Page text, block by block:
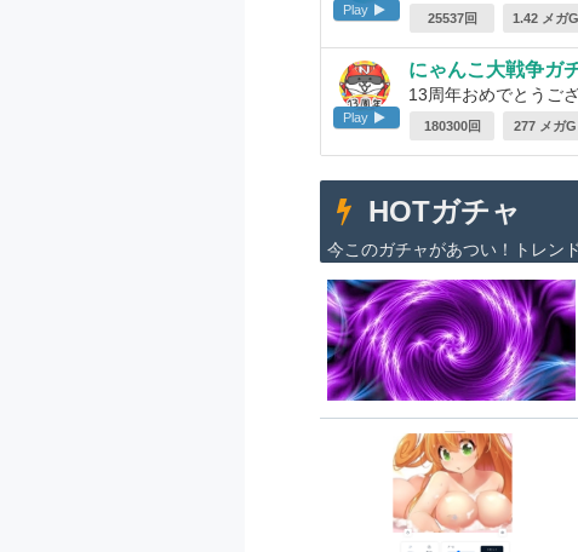
Play
25537回 1.42 メガG
Play
にゃんこ大戦争ガ
13周年おめでとうご
180300回 277 メガG
HOTガチャ
今このガチャがあつい！トレン